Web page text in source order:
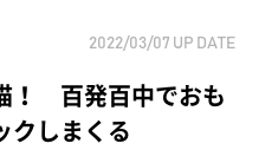
2022/03/07 UP DATE
！ 百発百中でおも
クしまくる